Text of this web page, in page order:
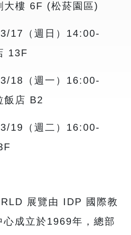
樓 6F (松菸園區)
17（週日）14:00-
13F
18（週一）16:00-
飯店 B2
19（週二）16:00-
展覽由 IDP 國際教
心成立於1969年，總部